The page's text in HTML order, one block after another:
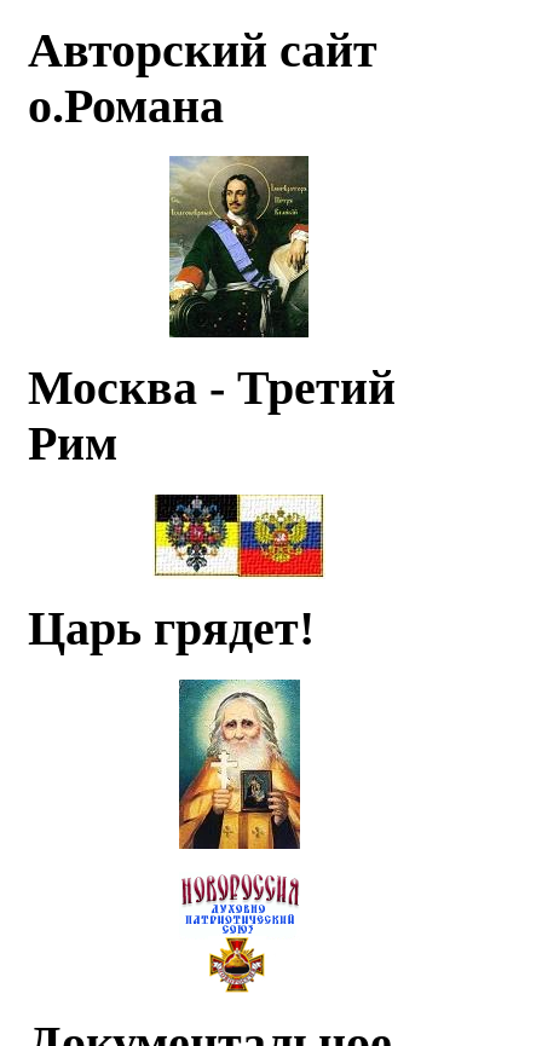
Авторский сайт
о.Романа
Москва - Третий
Рим
Царь грядет!